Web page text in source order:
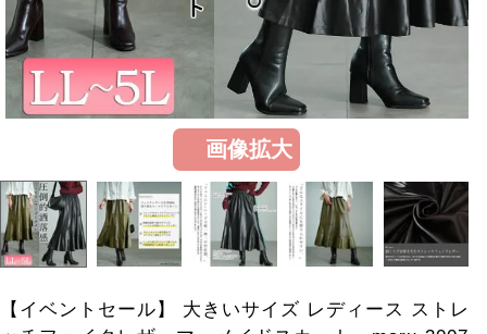
【イベントセール】 大きいサイズ レディース ストレ
画像拡大